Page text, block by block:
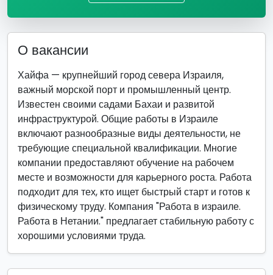
О вакансии
Хайфа — крупнейший город севера Израиля,
важный морской порт и промышленный центр.
Известен своими садами Бахаи и развитой
инфраструктурой. Общие работы в Израиле
включают разнообразные виды деятельности, не
требующие специальной квалификации. Многие
компании предоставляют обучение на рабочем
месте и возможности для карьерного роста. Работа
подходит для тех, кто ищет быстрый старт и готов к
физическому труду. Компания "Работа в израиле.
Работа в Нетании." предлагает стабильную работу с
хорошими условиями труда.